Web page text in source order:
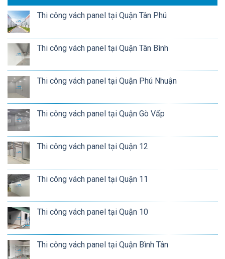
Thi công vách panel tại Quận Tân Phú
Thi công vách panel tại Quận Tân Bình
Thi công vách panel tại Quận Phú Nhuận
Thi công vách panel tại Quận Gò Vấp
Thi công vách panel tại Quận 12
Thi công vách panel tại Quận 11
Thi công vách panel tại Quận 10
Thi công vách panel tại Quận Bình Tân